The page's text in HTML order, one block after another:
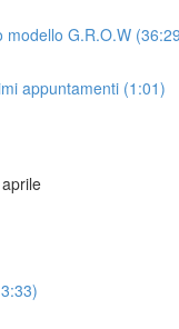
modello G.R.O.W
appuntamenti (1:01)